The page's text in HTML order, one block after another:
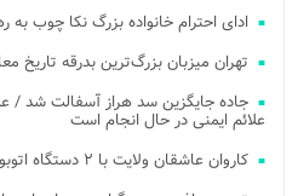
ادای احترام خانواده بزرگ نکا چوب به
تهران میزبان بزرگ‌ترین بدرقه تاریخ
جاده جایگزین سد هراز آسفالت شد /
علائم ایمنی در حال انجام است
کاروان عاشقان ولایت با ۲ دستگاه اتوبوس از بلده راهی تهران شد